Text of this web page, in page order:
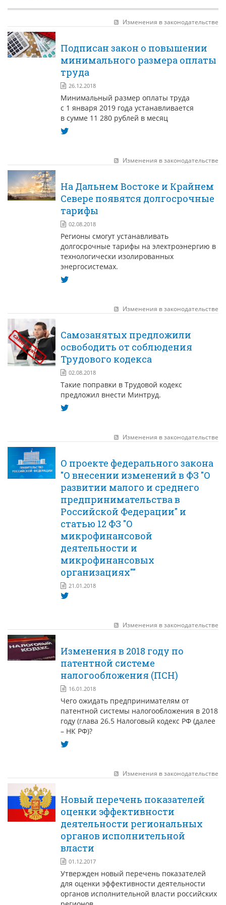
НОВОСТИ
ВСТРЕЧИ С ГУБЕРНАТОРОМ КРАЯ
ОБЗОР ИЗМЕНЕНИЙ ЗАКОНОДАТЕЛЬСТВА
АНАЛИТИКА РСПП
ОБСУЖДЕНИЕ ПРОЕКТОВ НПА КРАЯ
Изменения в законодательстве
Подписан закон о повышении
минимального размера оплаты
труда
26.12.2018
Минимальный размер оплаты труда
с 1 января 2019 года устанавливается
в сумме 11 280 рублей в месяц
Изменения в законодательстве
На Дальнем Востоке и Крайнем
Севере появятся долгосрочные
тарифы
02.08.2018
Регионы смогут устанавливать
долгосрочные тарифы на электроэнергию в
технологически изолированных
энергосистемах.
Изменения в законодательстве
Самозанятых предложили
освободить от соблюдения
Трудового кодекса
02.08.2018
Такие поправки в Трудовой кодекс
предложил внести Минтруд.
Изменения в законодательстве
О проекте федерального закона
"О внесении изменений в ФЗ "О
развитии малого и среднего
предпринимательства в
Российской Федерации" и
статью 12 ФЗ "О
микрофинансовой
деятельности и
микрофинансовых
организациях""
21.01.2018
Изменения в законодательстве
Изменения в 2018 году по
патентной системе
налогообложения (ПСН)
16.01.2018
Чего ожидать предпринимателям от
патентной системы налогообложения в 2018
году (глава 26.5 Налоговый кодекс РФ (далее
– НК РФ)?
Изменения в законодательстве
Новый перечень показателей
оценки эффективности
деятельности региональных
органов исполнительной
власти
01.12.2017
Утвержден новый перечень показателей
для оценки эффективности деятельности
органов исполнительной власти российских